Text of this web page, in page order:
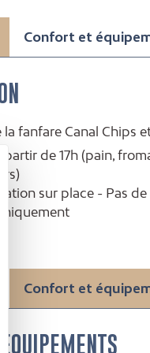
Confort et
fanfare Canal Chips
partir de 17h (pain,
sur place - Pas de
Confort et